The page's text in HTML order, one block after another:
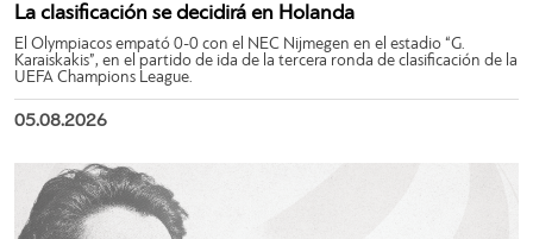
La clasificación se decidirá en Holanda
El Olympiacos empató 0-0 con el NEC Nijmegen en el estadio “G.
Karaiskakis”, en el partido de ida de la tercera ronda de clasificación de la
UEFA Champions League.
05.08.2026